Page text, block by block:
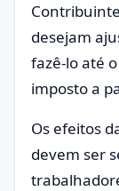
desejam
fazê-lo até
imposto a
Os efeitos
devem ser